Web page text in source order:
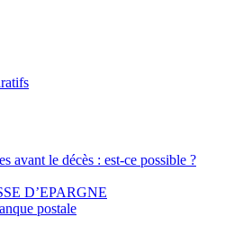
avant le décès : est-ce possible ?
D’EPARGNE
postale